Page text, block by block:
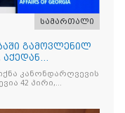
სამართალი
გამოვლენილ
აქედან
კანონდარღვევის
42 პირი,